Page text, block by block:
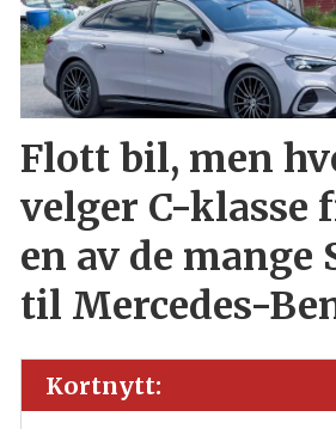
Flott bil, men
velger C-klasse
en av de mange
til Mercedes-
Kortnytt: